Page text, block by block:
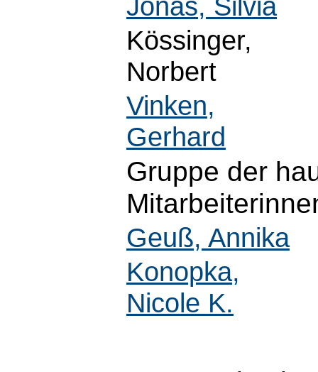
Kössinger,
Norbert
Vinken,
Gerhard
Gruppe der
Geuß, Annika
Konopka,
Nicole K.